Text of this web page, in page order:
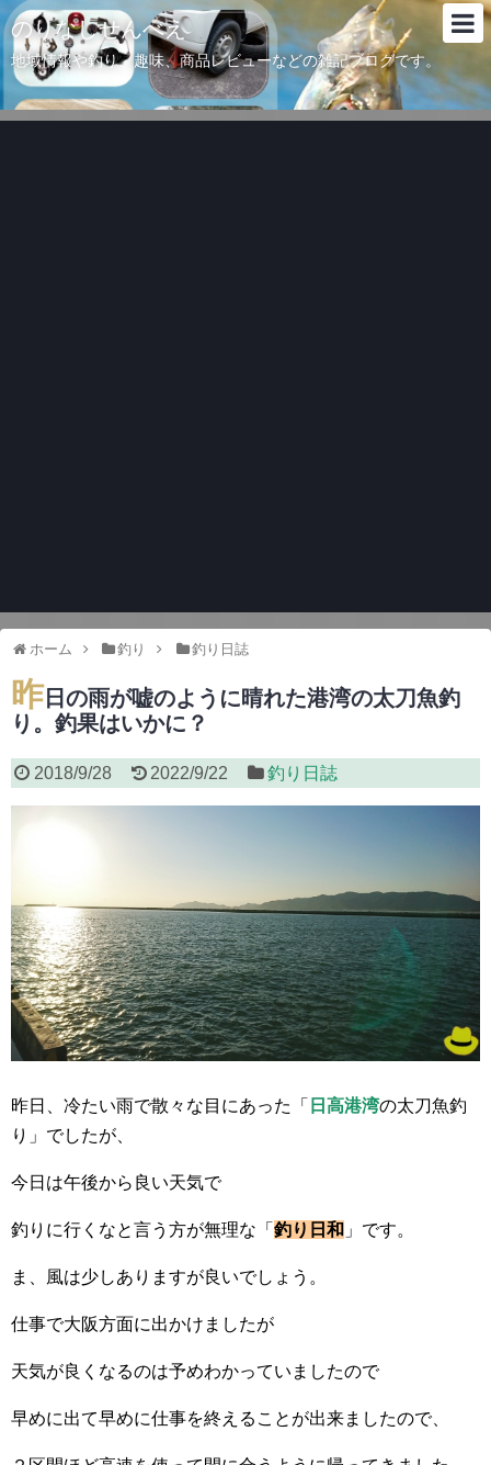
のりなしせんべえ
地域情報や釣り、趣味、商品レビューなどの雑記ブログです。
ホーム 釣り 釣り日誌
昨 日の雨が嘘のように晴れた港湾の太刀魚釣
り。釣果はいかに？
2018/9/28 2022/9/22 釣り日誌
昨日、冷たい雨で散々な目にあった「 日高港湾の太刀魚釣
り」でしたが、
今日は午後から良い天気で
釣りに行くなと言う方が無理な「 釣り日和 」です。
ま、風は少しありますが良いでしょう。
仕事で大阪方面に出かけましたが
天気が良くなるのは予めわかっていましたので
早めに出て早めに仕事を終えることが出来ましたので、